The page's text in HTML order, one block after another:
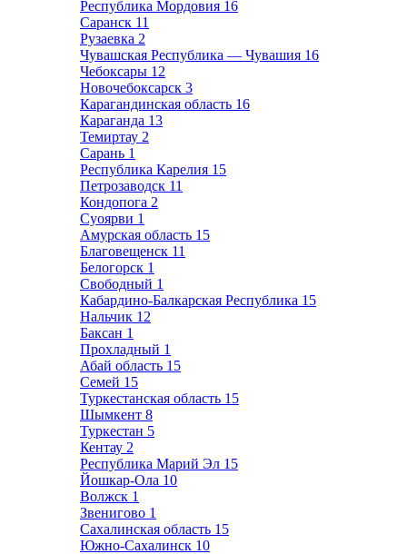
Республика Мордовия 16
Саранск 11
Рузаевка 2
Чувашская Республика — Чувашия 16
Чебоксары 12
Новочебоксарск 3
Карагандинская область 16
Караганда 13
Темиртау 2
Сарань 1
Республика Карелия 15
Петрозаводск 11
Кондопога 2
Суоярви 1
Амурская область 15
Благовещенск 11
Белогорск 1
Свободный 1
Кабардино-Балкарская Республика 15
Нальчик 12
Баксан 1
Прохладный 1
Абай область 15
Семей 15
Туркестанская область 15
Шымкент 8
Туркестан 5
Кентау 2
Республика Марий Эл 15
Йошкар-Ола 10
Волжск 1
Звенигово 1
Сахалинская область 15
Южно-Сахалинск 10